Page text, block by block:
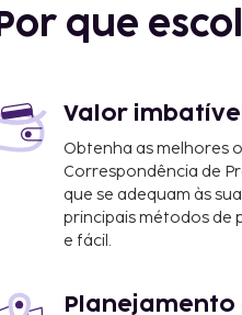
Por que
Valor
Obtenha as melhores
Correspondência de
que se adequam às
principais métodos de
e fácil.
Planejamento